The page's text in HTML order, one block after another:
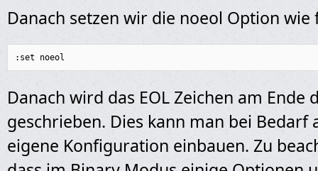
Danach setzen wir die noeol Option wie
:set noeol
Danach wird das EOL Zeichen am Ende
geschrieben. Dies kann man bei Bedarf
eigene Konfiguration einbauen. Zu